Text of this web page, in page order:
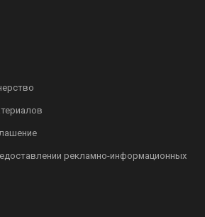
рекламно-информационных